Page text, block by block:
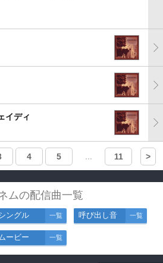
イディ
4 5 ... 11 >
ムの配信曲一覧
ングル 一覧 呼び出し音 一覧
ービー 一覧